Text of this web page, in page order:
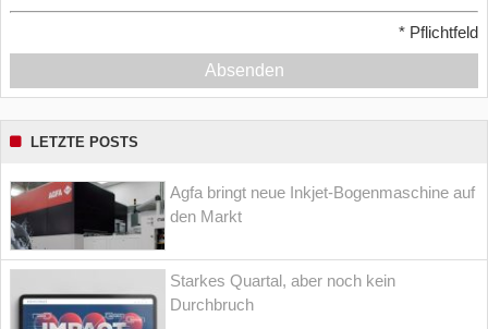
* Pflichtfeld
Absenden
LETZTE POSTS
Agfa bringt neue Inkjet-Bogenmaschine auf
den Markt
Starkes Quartal, aber noch kein
Durchbruch